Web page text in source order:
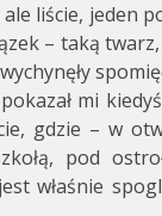
liście, jeden
– taką
mi
gdzie – w
pod
właśnie